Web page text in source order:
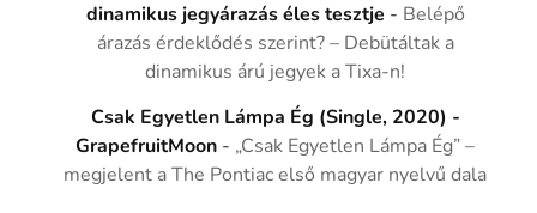
dinamikus jegyárazás éles tesztje - Belépő
árazás érdeklődés szerint? – Debütáltak a
dinamikus árú jegyek a Tixa-n!
Csak Egyetlen Lámpa Ég (Single, 2020) -
GrapefruitMoon - „Csak Egyetlen Lámpa Ég” –
megjelent a The Pontiac első magyar nyelvű dala